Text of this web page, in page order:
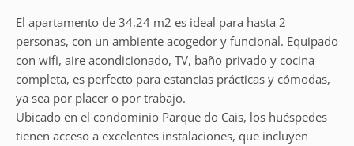
El apartamento de 34,24 m2 es ideal para hasta 2
personas, con un ambiente acogedor y funcional. Equipado
con wifi, aire acondicionado, TV, baño privado y cocina
completa, es perfecto para estancias prácticas y cómodas,
ya sea por placer o por trabajo.
Ubicado en el condominio Parque do Cais, los huéspedes
tienen acceso a excelentes instalaciones, que incluyen